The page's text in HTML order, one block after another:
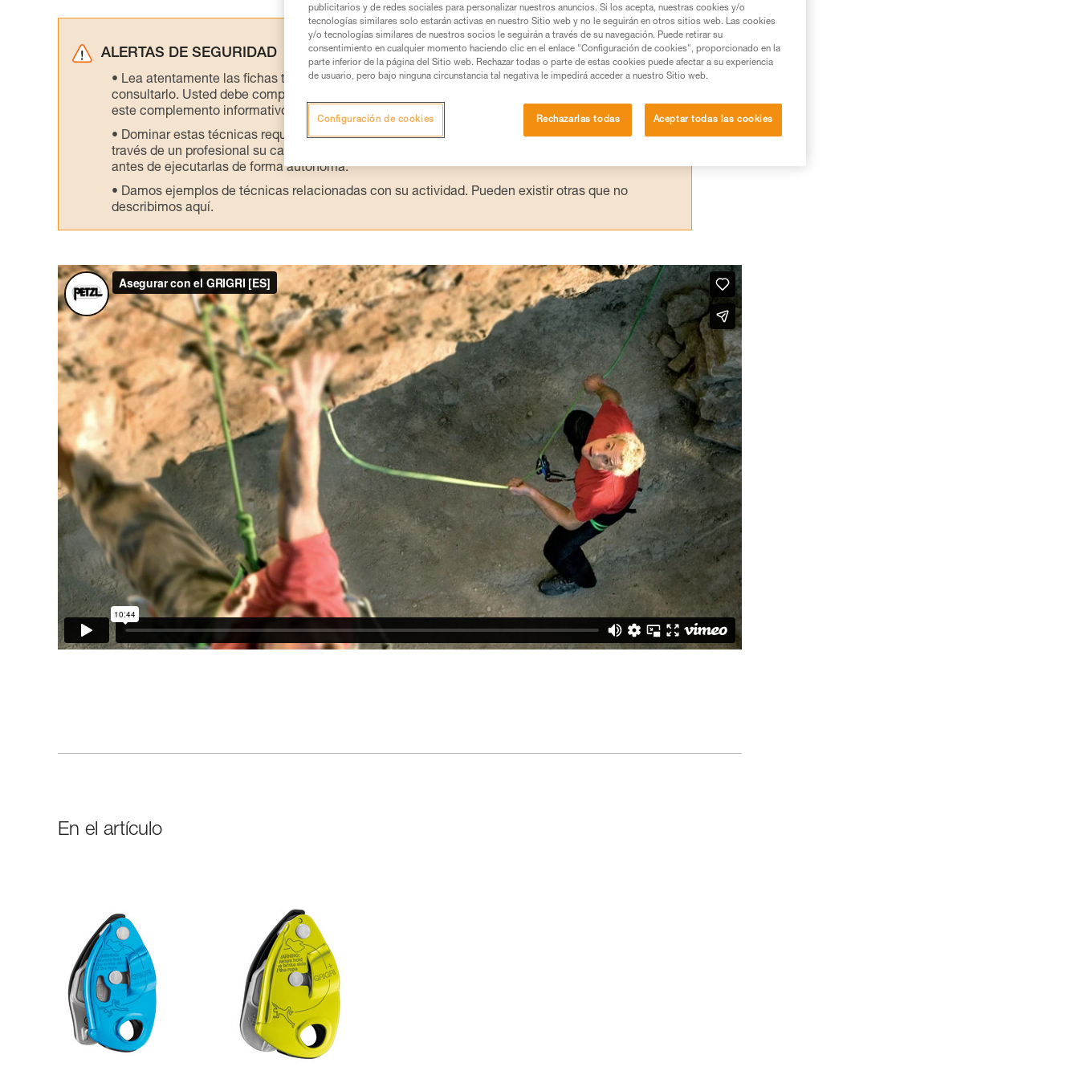
ALERTAS DE SEGURIDAD
Lea atentamente las fichas técnicas de los productos utilizados en este consejo antes de
consultarlo. Usted debe comprender la información de la ficha técnica para poder comprender
este complemento informativo.
Dominar estas técnicas requiere una formación y un entrenamiento específico. Confirme a
través de un profesional su capacidad para ejecutar estas técnicas, solo y con total seguridad,
antes de ejecutarlas de forma autónoma.
Damos ejemplos de técnicas relacionadas con su actividad. Pueden existir otras que no
describimos aquí.
En el artículo
publicitarios y de redes sociales para personalizar nuestros anuncios. Si los acepta, nuestras cookies y/o
tecnologías similares solo estarán activas en nuestro Sitio web y no le seguirán en otros sitios web. Las cookies
y/o tecnologías similares de nuestros socios le seguirán a través de su navegación. Puede retirar su
consentimiento en cualquier momento haciendo clic en el enlace "Configuración de cookies", proporcionado en la
parte inferior de la página del Sitio web. Rechazar todas o parte de estas cookies puede afectar a su experiencia
de usuario, pero bajo ninguna circunstancia tal negativa le impedirá acceder a nuestro Sitio web.
Rechazarlas todas Aceptar todas las cookies
Configuración de cookies